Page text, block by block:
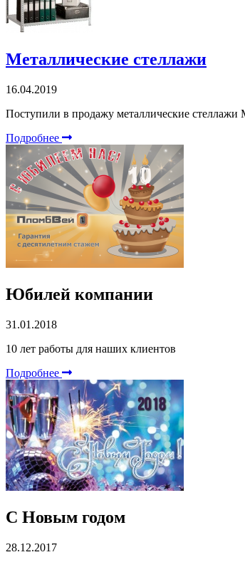
Металлические стеллажи
16.04.2019
Поступили в продажу металлические
Подробнее
Юбилей компании
31.01.2018
10 лет работы для наших клиентов
Подробнее
С Новым годом
28.12.2017